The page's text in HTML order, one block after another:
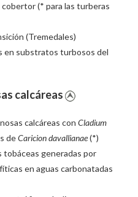
(* para las turberas
(Tremedales)
en substratos turbosos del
calcáreas
calcáreas conCladium
deCaricion davallianae(*)
tobáceas generadas por
en aguas carbonatadas